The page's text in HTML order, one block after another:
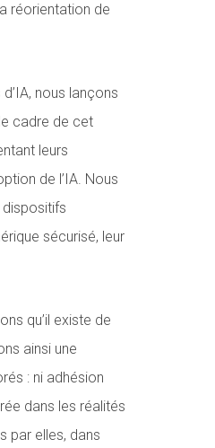
réorientation de
nous lançons
cadre de cet
leurs
de l’IA. Nous
sécurisé, leur
qu’il existe de
ainsi une
: ni adhésion
dans les réalités
par elles, dans